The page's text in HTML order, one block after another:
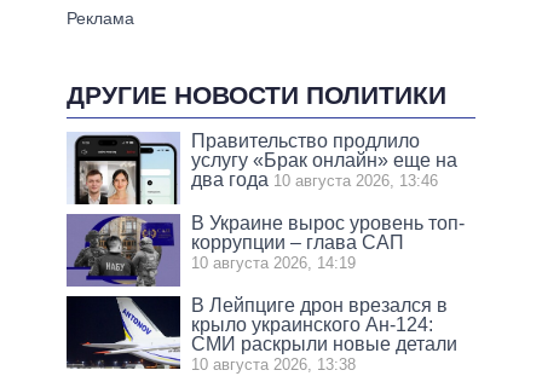
ДРУГИЕ НОВОСТИ ПОЛИТИКИ
Правительство продлило
услугу «Брак онлайн» еще на
два года 10 августа 2026, 13:46
В Украине вырос уровень топ-
коррупции – глава САП
10 августа 2026, 14:19
В Лейпциге дрон врезался в
крыло украинского Ан-124:
СМИ раскрыли новые детали
10 августа 2026, 13:38